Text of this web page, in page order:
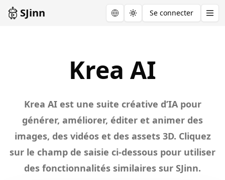
SJinn Toggle theme
Se connecter
ExploreKrea
AI
Krea AI
Krea AI est une suite créative d’IA pour
générer, améliorer, éditer et animer des
images, des vidéos et des assets 3D. Cliquez
sur le champ de saisie ci-dessous pour utiliser
des fonctionnalités similaires sur SJinn.